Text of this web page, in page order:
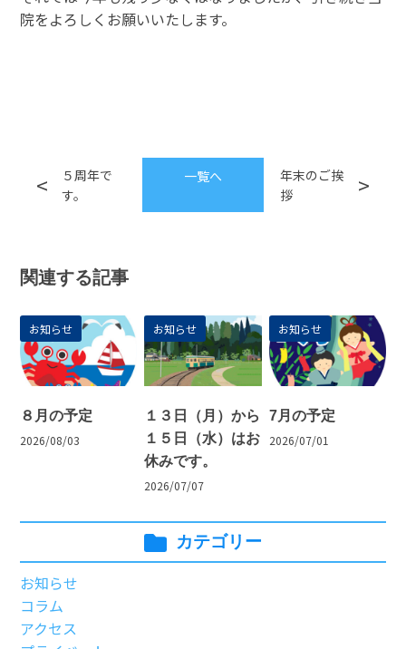
院をよろしくお願いいたします。
５周年で
す。
一覧へ
年末のご挨
拶
関連する記事
お知らせ
８月の予定
2026/08/03
お知らせ
１３日（月）から
１５日（水）はお
休みです。
2026/07/07
お知らせ
7月の予定
2026/07/01
カテゴリー
お知らせ
コラム
アクセス